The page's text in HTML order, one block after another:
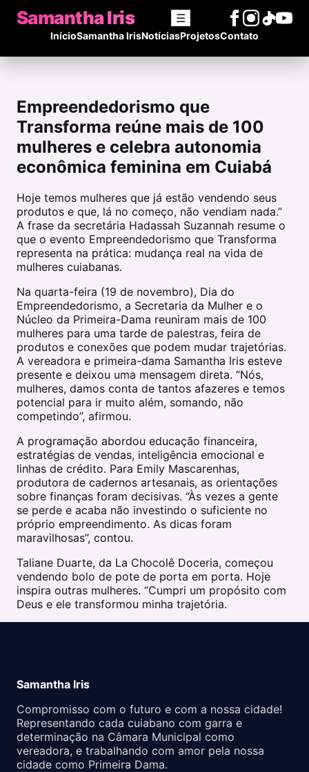
Samantha Iris ☰
InícioSamantha IrisNotíciasProjetosContato
Empreendedorismo que
Transforma reúne mais de 100
mulheres e celebra autonomia
econômica feminina em Cuiabá
Hoje temos mulheres que já estão vendendo seus
produtos e que, lá no começo, não vendiam nada.”
A frase da secretária Hadassah Suzannah resume o
que o evento Empreendedorismo que Transforma
representa na prática: mudança real na vida de
mulheres cuiabanas.
Na quarta-feira (19 de novembro), Dia do
Empreendedorismo, a Secretaria da Mulher e o
Núcleo da Primeira-Dama reuniram mais de 100
mulheres para uma tarde de palestras, feira de
produtos e conexões que podem mudar trajetórias.
A vereadora e primeira-dama Samantha Iris esteve
presente e deixou uma mensagem direta. “Nós,
mulheres, damos conta de tantos afazeres e temos
potencial para ir muito além, somando, não
competindo”, afirmou.
A programação abordou educação financeira,
estratégias de vendas, inteligência emocional e
linhas de crédito. Para Emily Mascarenhas,
produtora de cadernos artesanais, as orientações
sobre finanças foram decisivas. “Às vezes a gente
se perde e acaba não investindo o suficiente no
próprio empreendimento. As dicas foram
maravilhosas”, contou.
Taliane Duarte, da La Chocolê Doceria, começou
vendendo bolo de pote de porta em porta. Hoje
inspira outras mulheres. “Cumpri um propósito com
Deus e ele transformou minha trajetória.
Samantha Iris
Compromisso com o futuro e com a nossa cidade!
Representando cada cuiabano com garra e
determinação na Câmara Municipal como
vereadora, e trabalhando com amor pela nossa
cidade como Primeira Dama.